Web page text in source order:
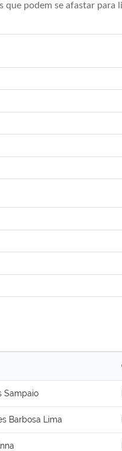
podem se afastar
Sampaio
Barbosa Lima